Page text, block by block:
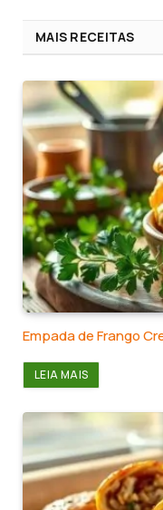
MAIS RECEITAS
Empada de Frango
LEIA MAIS